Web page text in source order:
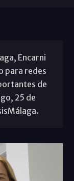
Encarni
para redes
de
25 de